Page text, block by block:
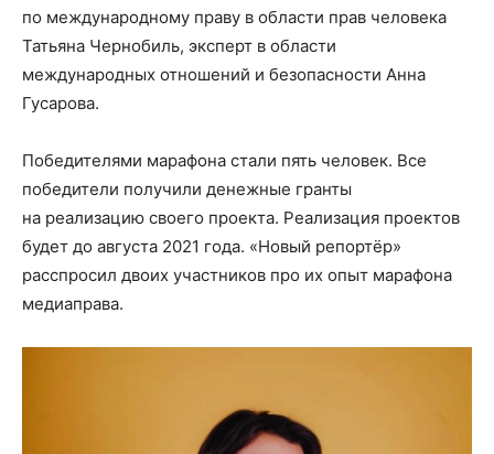
по международному праву в области прав человека
Татьяна Чернобиль, эксперт в области
международных отношений и безопасности Анна
Гусарова.
Победителями марафона стали пять человек. Все
победители получили денежные гранты
на реализацию своего проекта. Реализация проектов
будет до августа 2021 года. «Новый репортёр»
расспросил двоих участников про их опыт марафона
медиаправа.